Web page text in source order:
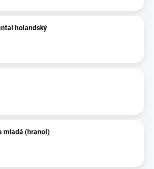
holandský
mladá (hranol)